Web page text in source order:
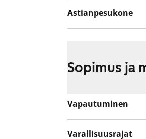
Astianpesukone
Sopimus ja
Vapautuminen
Varallisuusrajat